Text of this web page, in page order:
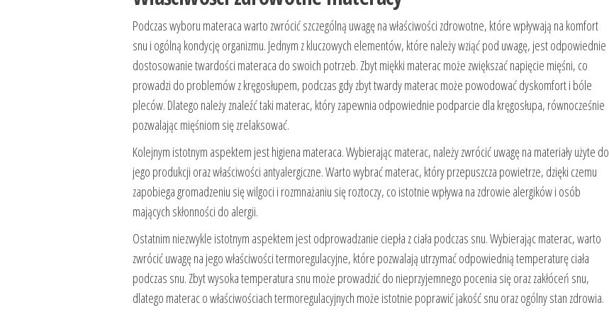
Podczas wyboru materaca warto zwrócić szczególną uwagę na właściwości zdrowotne, które wpływają na komfort
snu i ogólną kondycję organizmu. Jednym z kluczowych elementów, które należy wziąć pod uwagę, jest odpowiednie
dostosowanie twardości materaca do swoich potrzeb. Zbyt miękki materac może zwiększać napięcie mięśni, co
prowadzi do problemów z kręgosłupem, podczas gdy zbyt twardy materac może powodować dyskomfort i bóle
pleców. Dlatego należy znaleźć taki materac, który zapewnia odpowiednie podparcie dla kręgosłupa, równocześnie
pozwalając mięśniom się zrelaksować.
Kolejnym istotnym aspektem jest higiena materaca. Wybierając materac, należy zwrócić uwagę na materiały użyte do
jego produkcji oraz właściwości antyalergiczne. Warto wybrać materac, który przepuszcza powietrze, dzięki czemu
zapobiega gromadzeniu się wilgoci i rozmnażaniu się roztoczy, co istotnie wpływa na zdrowie alergików i osób
mających skłonności do alergii.
Ostatnim niezwykle istotnym aspektem jest odprowadzanie ciepła z ciała podczas snu. Wybierając materac, warto
zwrócić uwagę na jego właściwości termoregulacyjne, które pozwalają utrzymać odpowiednią temperaturę ciała
podczas snu. Zbyt wysoka temperatura snu może prowadzić do nieprzyjemnego pocenia się oraz zakłóceń snu,
dlatego materac o właściwościach termoregulacyjnych może istotnie poprawić jakość snu oraz ogólny stan zdrowia.